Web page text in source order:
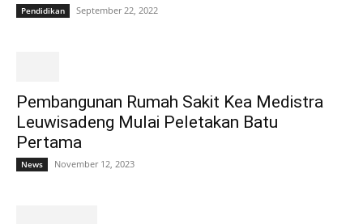
Pendidikan September 22, 2022
Pembangunan Rumah Sakit Kea Medistra
Leuwisadeng Mulai Peletakan Batu
Pertama
News November 12, 2023